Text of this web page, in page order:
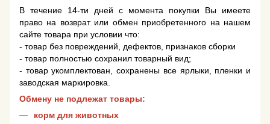
В течение 14-ти дней с момента покупки Вы имеете
право на возврат или обмен приобретенного на нашем
сайте товара при условии что:
- товар без повреждений, дефектов, признаков сборки
- товар полностью сохранил товарный вид;
- товар укомплектован, сохранены все ярлыки, пленки и
заводская маркировка.
Обмену не подлежат товары:
корм для животных